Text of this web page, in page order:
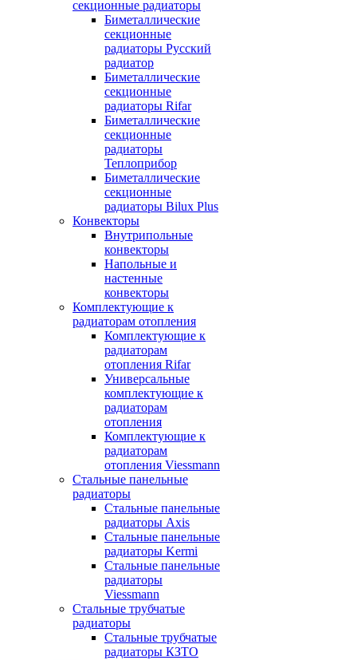
секционные радиаторы
Биметаллические
секционные
радиаторы Русский
радиатор
Биметаллические
секционные
радиаторы Rifar
Биметаллические
секционные
радиаторы
Теплоприбор
Биметаллические
секционные
радиаторы Bilux Plus
Конвекторы
Внутрипольные
конвекторы
Напольные и
настенные
конвекторы
Комплектующие к
радиаторам отопления
Комплектующие к
радиаторам
отопления Rifar
Универсальные
комплектующие к
радиаторам
отопления
Комплектующие к
радиаторам
отопления Viessmann
Стальные панельные
радиаторы
Стальные панельные
радиаторы Axis
Стальные панельные
радиаторы Kermi
Стальные панельные
радиаторы
Viessmann
Стальные трубчатые
радиаторы
Стальные трубчатые
радиаторы КЗТО